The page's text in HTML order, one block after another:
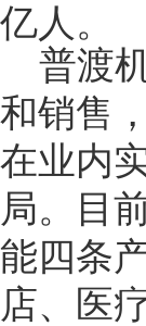
亿人。
普渡
和销售
在业内
局。目
能四条
店、医